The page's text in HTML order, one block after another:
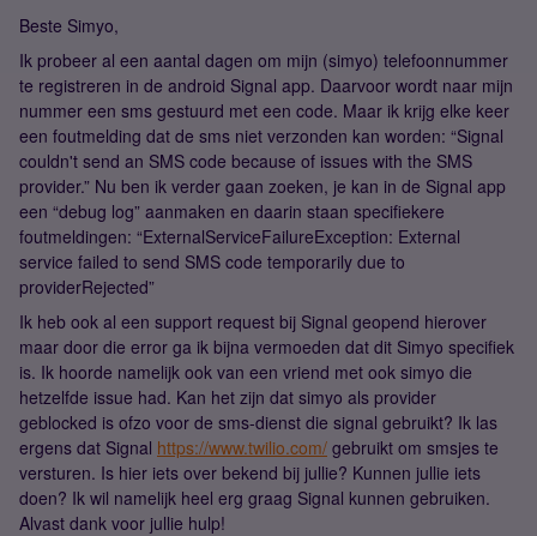
Beste Simyo,
Ik probeer al een aantal dagen om mijn (simyo) telefoonnummer
te registreren in de android Signal app. Daarvoor wordt naar mijn
nummer een sms gestuurd met een code. Maar ik krijg elke keer
een foutmelding dat de sms niet verzonden kan worden: “Signal
couldn't send an SMS code because of issues with the SMS
provider.” Nu ben ik verder gaan zoeken, je kan in de Signal app
een “debug log” aanmaken en daarin staan specifiekere
foutmeldingen: “ExternalServiceFailureException: External
service failed to send SMS code temporarily due to
providerRejected”
Ik heb ook al een support request bij Signal geopend hierover
maar door die error ga ik bijna vermoeden dat dit Simyo specifiek
is. Ik hoorde namelijk ook van een vriend met ook simyo die
hetzelfde issue had. Kan het zijn dat simyo als provider
geblocked is ofzo voor de sms-dienst die signal gebruikt? Ik las
ergens dat Signal https://www.twilio.com/ gebruikt om smsjes te
versturen. Is hier iets over bekend bij jullie? Kunnen jullie iets
doen? Ik wil namelijk heel erg graag Signal kunnen gebruiken.
Alvast dank voor jullie hulp!